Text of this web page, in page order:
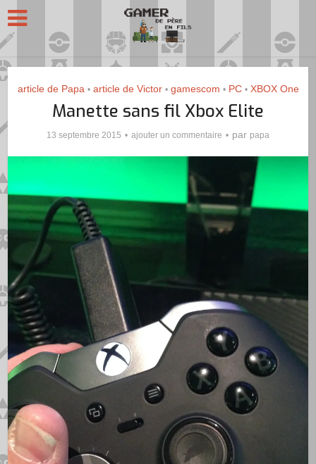
article de Papa • article de Victor • gamescom • PC • XBOX One
Manette sans fil Xbox Elite
13 septembre 2015 ajouter un commentaire par papa